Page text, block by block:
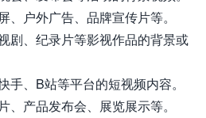
、户外广告、品牌宣传片等。
剧、纪录片等影视作品的背景或
手、B站等平台的短视频内容。
、产品发布会、展览展示等。